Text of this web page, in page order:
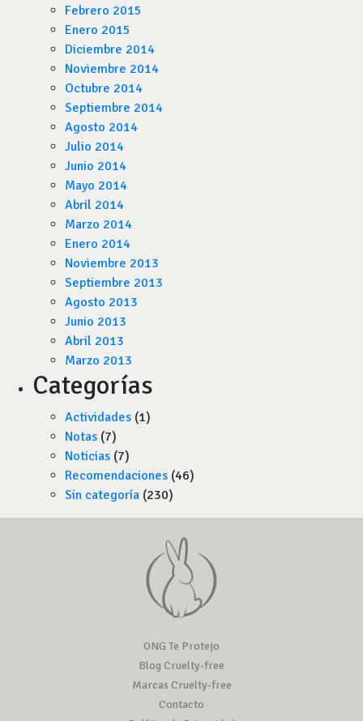
Febrero 2015
Enero 2015
Diciembre 2014
Noviembre 2014
Octubre 2014
Septiembre 2014
Agosto 2014
Julio 2014
Junio 2014
Mayo 2014
Abril 2014
Marzo 2014
Enero 2014
Noviembre 2013
Septiembre 2013
Agosto 2013
Junio 2013
Abril 2013
Marzo 2013
Categorías
Actividades (1)
Notas (7)
Noticias (7)
Recomendaciones (46)
Sin categoría (230)
ONG Te Protejo
Blog Cruelty-free
Marcas Cruelty-free
Contacto